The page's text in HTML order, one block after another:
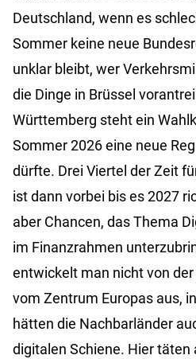
Deutschland, wenn es
Sommer keine neue
unklar bleibt, wer
die Dinge in Brüssel
Württemberg steht ein
Sommer 2026 eine neue
dürfte. Drei Viertel der Zeit
ist dann vorbei bis es 2027
aber Chancen, das Thema
im Finanzrahmen
entwickelt man nicht von
vom Zentrum Europas aus,
hätten die Nachbarländer
digitalen Schiene. Hier täten